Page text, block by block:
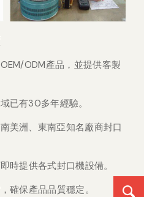
ODM產品，並提供客製
已有30多年經驗。
美洲、東南亞知名廠商封口
時提供各式封口機設備。
確保產品品質穩定。